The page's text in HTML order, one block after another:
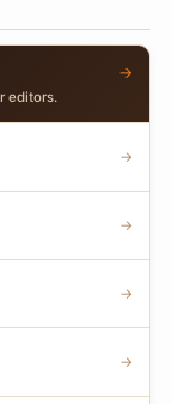
editors.
→
→
→
→
→